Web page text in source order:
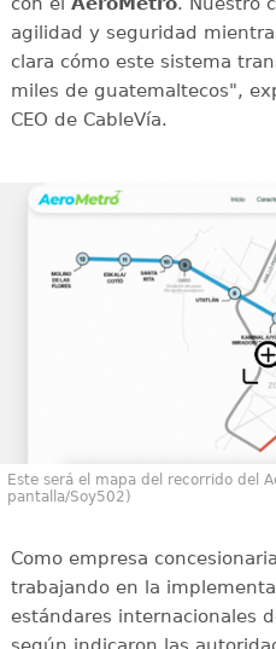
agilidad y seguridad
clara cómo este sistema
miles de guatemaltecos",
CEO de CableVía.
Este será el mapa del recorrido del
pantalla/Soy502)
Como empresa
trabajando en la
estándares internacionales